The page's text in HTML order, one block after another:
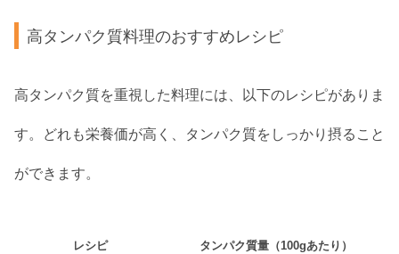
高タンパク質料理のおすすめレシピ
高タンパク質を重視した料理には、以下のレシピがありま
す。どれも栄養価が高く、タンパク質をしっかり摂ること
ができます。
レシピ タンパク質量（100gあたり）